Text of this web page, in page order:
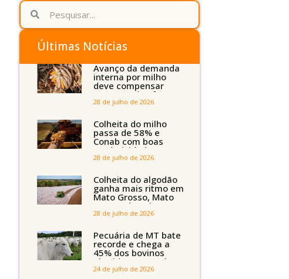
Últimas Notícias
Avanço da demanda
interna por milho
deve compensar
aumento da oferta
com safra recorde
aponta Imea
28 de julho de 2026
Colheita do milho
passa de 58% e
Conab com boas
produtividades em
Mato Grosso, mas
Tocantins, Maranhão
e Piauí
28 de julho de 2026
Colheita do algodão
ganha mais ritmo em
Mato Grosso, Mato
Grosso do Sul e
Maranhão
28 de julho de 2026
Pecuária de MT bate
recorde e chega a
45% dos bovinos
abatidos com até 24
meses
24 de julho de 2026